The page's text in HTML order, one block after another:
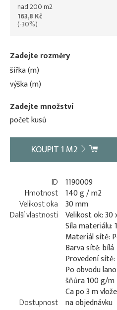
nad 200 m2
163,8 Kč
(-30%)
Zadejte rozměry
šířka (m)
výška (m)
Zadejte množství
počet kusů
KOUPIT1 M2
ID 1190009
Hmotnost 140 g / m2
Velikost oka 30 mm
Další vlastnosti Velikost ok: 30
Síla materiálu:
Materiál sítě:
Barva sítě: bílá
Provedení
Po obvodu
šňůra 100 g/m
Ca po 3 m
Dostupnost na objednávku